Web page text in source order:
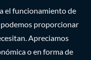
el funcionamiento de
proporcionar
Apreciamos
o en forma de